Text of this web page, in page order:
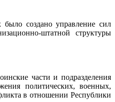
создано управление сил
штатной структуры
части и подразделения
политических, военных,
в отношении Республики